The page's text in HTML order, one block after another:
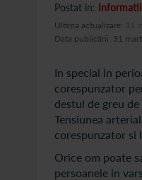
Postat in:
Data publicării: 31
Ultima actualizare: 31
In special in
corespunzator
destul de greu
Tensiunea
corespunzator si
Orice om poate
persoanele in